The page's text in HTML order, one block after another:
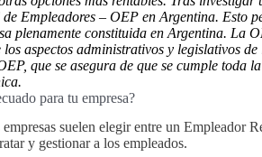
Empleadores – OEP en Argentina. Esto
plenamente constituida en Argentina. La
los aspectos administrativos y legislativos
que se asegura de que se cumple
para tu empresa?
suelen elegir entre un Empleador
y gestionar a los empleados.